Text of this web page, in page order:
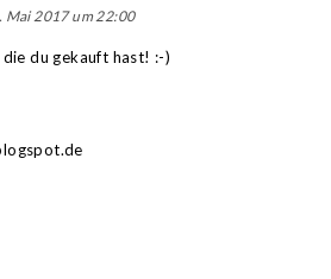
Mai 2017 um 22:00
die du gekauft hast! :-)